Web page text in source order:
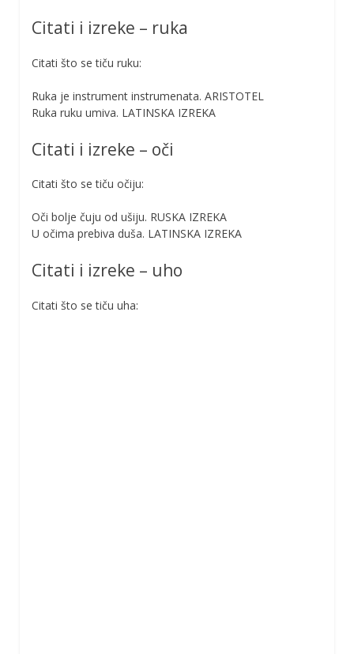
Citati i izreke – ruka
Citati što se tiču ruku:
Ruka je instrument instrumenata. ARISTOTEL
Ruka ruku umiva. LATINSKA IZREKA
Citati i izreke – oči
Citati što se tiču očiju:
Oči bolje čuju od ušiju. RUSKA IZREKA
U očima prebiva duša. LATINSKA IZREKA
Citati i izreke – uho
Citati što se tiču uha: